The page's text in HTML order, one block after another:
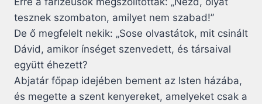
tesznek szombaton, amilyet nem szabad!”
De ő megfelelt nekik: „Sose olvastátok, mit csinált
Dávid, amikor ínséget szenvedett, és társaival
együtt éhezett?
Abjatár főpap idejében bement az Isten házába,
és megette a szent kenyereket, amelyeket csak a